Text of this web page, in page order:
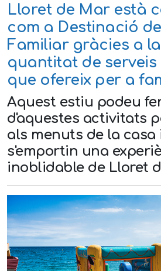
Lloret de Mar està
com a Destinació
Familiar gràcies a
quantitat de
que ofereix per a
Aquest estiu podeu
d'aquestes activitats
als menuts de la casa
s'emportin una
inoblidable de Lloret